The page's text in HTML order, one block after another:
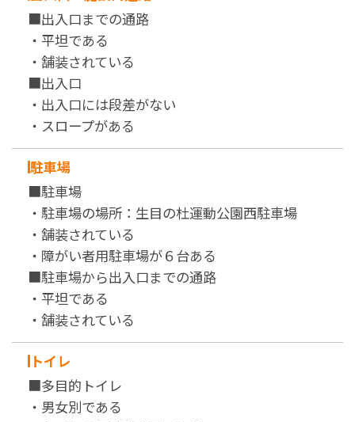
■出入口までの通路
・平坦である
・舗装されている
■出入口
・出入口には段差がない
・スロープがある
駐車場
■駐車場
・駐車場の場所：生目の杜運動公園西駐車場
・舗装されている
・障がい者用駐車場が６台ある
■駐車場から出入口までの通路
・平坦である
・舗装されている
トイレ
■多目的トイレ
・男女別である